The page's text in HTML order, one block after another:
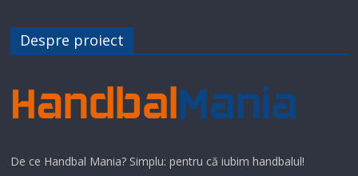
Despre proiect
De ce Handbal Mania? Simplu: pentru că iubim handbalul!